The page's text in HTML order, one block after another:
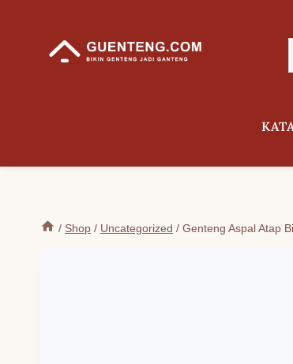
/ Shop / Uncategorized / Genteng Aspal Atap